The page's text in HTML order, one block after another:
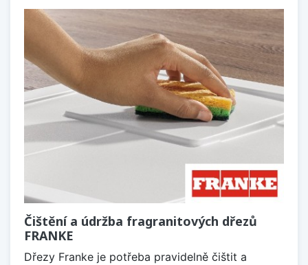
Čištění a údržba fragranitových dřezů
FRANKE
Dřezy Franke je potřeba pravidelně čištit a